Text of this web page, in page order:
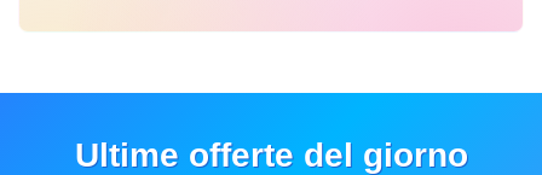
Ultime offerte del giorno